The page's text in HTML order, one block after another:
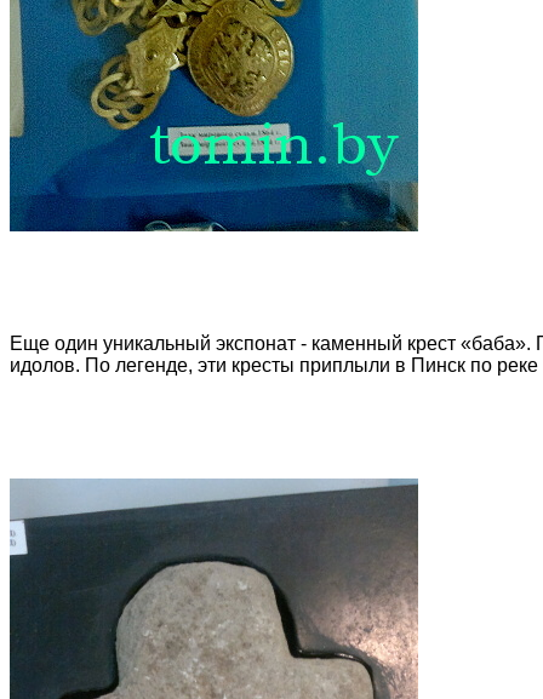
Еще один уникальный экспонат - каменный крест
идолов. По легенде, эти кресты приплыли в Пинск по реке